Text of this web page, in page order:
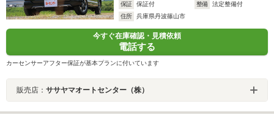
保証
保証付 整備
法定整備付
住所
兵庫県丹波篠山市
今すぐ在庫確認・見積依頼
電話する
カーセンサーアフター保証が基本プランに付いています
販売店： ササヤマオートセンター（株）